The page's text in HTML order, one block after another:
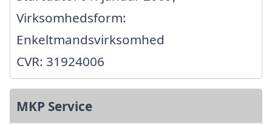
Virksomhedsform:
Enkeltmandsvirksomhed
CVR: 31924006
MKP Service